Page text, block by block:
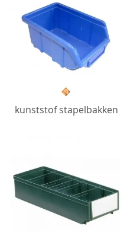
kunststof stapelbakken